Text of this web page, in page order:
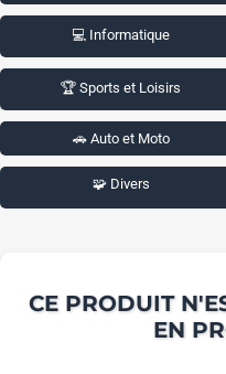
💻 Informatique
🏆 Sports et Loisirs
🚗 Auto et Moto
🧩 Divers
CE PRODUIT
EN